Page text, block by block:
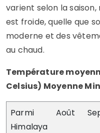
varient selon la
est froide, quelle que
moderne et des
au chaud.
Température
Celsius) Moyenne
Parmi
Himalaya
Août